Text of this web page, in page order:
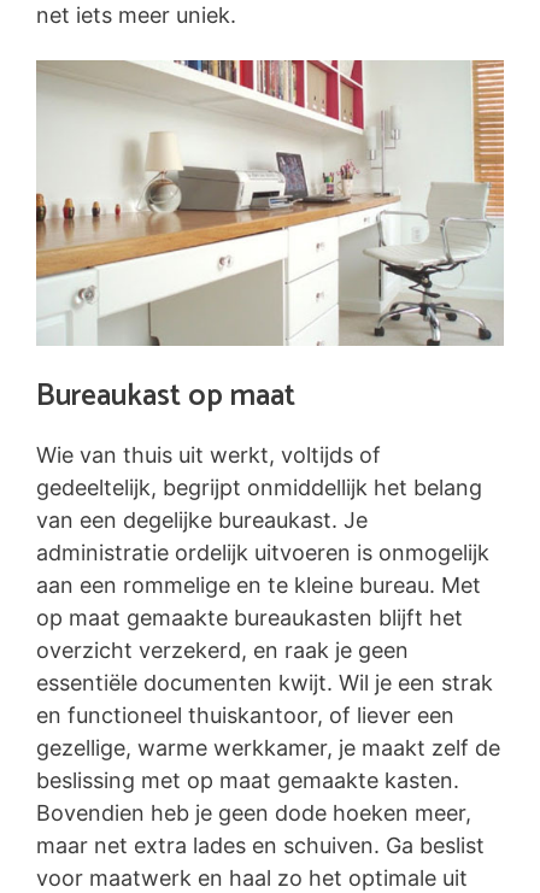
net iets meer uniek.
Bureaukast op maat
Wie van thuis uit werkt, voltijds of
gedeeltelijk, begrijpt onmiddellijk het belang
van een degelijke bureaukast. Je
administratie ordelijk uitvoeren is onmogelijk
aan een rommelige en te kleine bureau. Met
op maat gemaakte bureaukasten blijft het
overzicht verzekerd, en raak je geen
essentiële documenten kwijt. Wil je een strak
en functioneel thuiskantoor, of liever een
gezellige, warme werkkamer, je maakt zelf de
beslissing met op maat gemaakte kasten.
Bovendien heb je geen dode hoeken meer,
maar net extra lades en schuiven. Ga beslist
voor maatwerk en haal zo het optimale uit